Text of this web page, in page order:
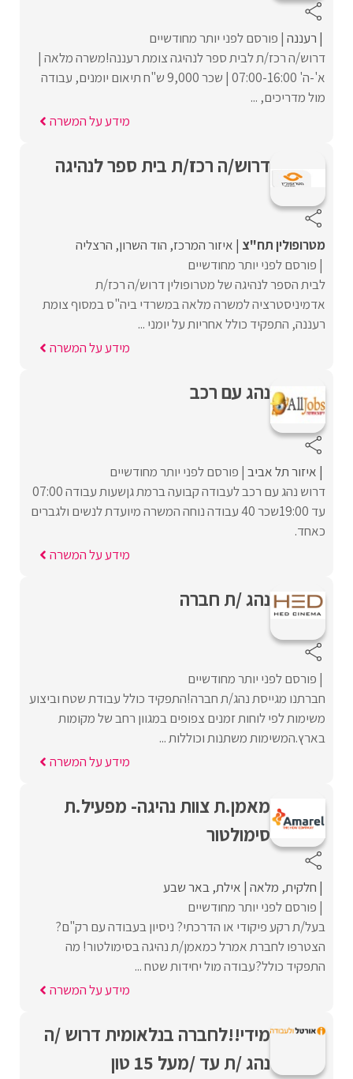
רעננה פורסם לפני יותר מחודשיים
דרוש/ה רכז/ת לבית ספר לנהיגה צומת רעננה!משרה מלאה |
א'-ה' 07:00-16:00 | שכר 9,000 ש"ח תיאום יומנים, עבודה
מול מדריכים, ...
מידע על המשרה
דרוש/ה רכז/ת בית ספר לנהיגה
מטרופולין תח"צ איזור המרכז הוד השרון הרצליה
פורסם לפני יותר מחודשיים
לבית הספר לנהיגה של מטרופולין דרוש/ה רכז/ת
אדמיניסטרציה למשרה מלאה במשרדי ביה"ס במסוף צומת
רעננה, התפקיד כולל אחריות על יומני ...
מידע על המשרה
נהג עם רכב
איזור תל אביב פורסם לפני יותר מחודשיים
דרוש נהג עם רכב לעבודה קבועה ברמת גןשעות עבודה 07:00
עד 19:00שכר 40 עבודה נוחה המשרה מיועדת לנשים ולגברים
כאחד.
מידע על המשרה
נהג /ת חברה
פורסם לפני יותר מחודשיים
חברתנו מגייסת נהג/ת חברה!התפקיד כולל עבודת שטח וביצוע
משימות לפי לוחות זמנים צפופים במגוון רחב של מקומות
בארץ.המשימות משתנות וכוללות ...
מידע על המשרה
מאמן.ת צוות נהיגה- מפעיל.ת
סימולטור
חלקית מלאה אילת באר שבע
פורסם לפני יותר מחודשיים
בעל/ת רקע פיקודי או הדרכתי? ניסיון בעבודה עם רק"ם?
הצטרפו לחברת אמרל כמאמן/ת נהיגה בסימולטור! מה
התפקיד כולל?עבודה מול יחידות שטח ...
מידע על המשרה
מידי!!לחברה בנלאומית דרוש /ה
נהג /ת עד /מעל 15 טון